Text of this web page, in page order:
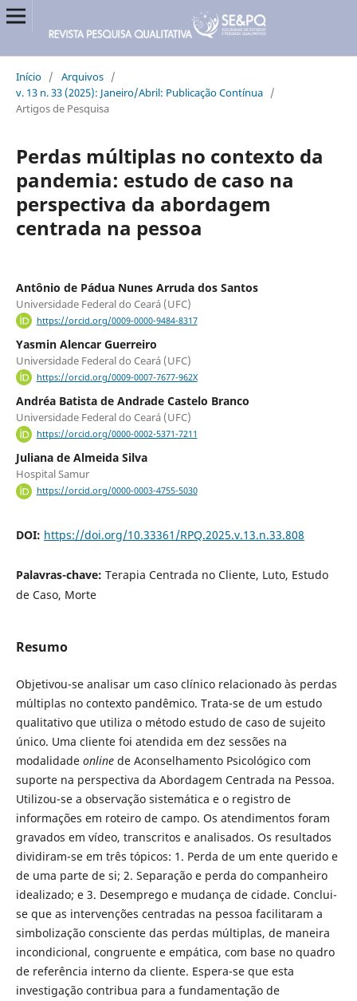
Início / Arquivos /
v. 13 n. 33 (2025): Janeiro/Abril: Publicação Contínua /
Artigos de Pesquisa
Perdas múltiplas no contexto da
pandemia: estudo de caso na
perspectiva da abordagem
centrada na pessoa
Antônio de Pádua Nunes Arruda dos Santos
Universidade Federal do Ceará (UFC)
https://orcid.org/0009-0000-9484-8317
Yasmin Alencar Guerreiro
Universidade Federal do Ceará (UFC)
https://orcid.org/0009-0007-7677-962X
Andréa Batista de Andrade Castelo Branco
Universidade Federal do Ceará (UFC)
https://orcid.org/0000-0002-5371-7211
Juliana de Almeida Silva
Hospital Samur
https://orcid.org/0000-0003-4755-5030
DOI: https://doi.org/10.33361/RPQ.2025.v.13.n.33.808
Palavras-chave: Terapia Centrada no Cliente, Luto, Estudo
de Caso, Morte
Resumo
Objetivou-se analisar um caso clínico relacionado às perdas
múltiplas no contexto pandêmico. Trata-se de um estudo
qualitativo que utiliza o método estudo de caso de sujeito
único. Uma cliente foi atendida em dez sessões na
modalidade onlinede Aconselhamento Psicológico com
suporte na perspectiva da Abordagem Centrada na Pessoa.
Utilizou-se a observação sistemática e o registro de
informações em roteiro de campo. Os atendimentos foram
gravados em vídeo, transcritos e analisados. Os resultados
dividiram-se em três tópicos: 1. Perda de um ente querido e
de uma parte de si; 2. Separação e perda do companheiro
idealizado; e 3. Desemprego e mudança de cidade. Conclui-
se que as intervenções centradas na pessoa facilitaram a
simbolização consciente das perdas múltiplas, de maneira
incondicional, congruente e empática, com base no quadro
de referência interno da cliente. Espera-se que esta
investigação contribua para a fundamentação de